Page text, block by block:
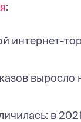
:
интернет-
выросло
в